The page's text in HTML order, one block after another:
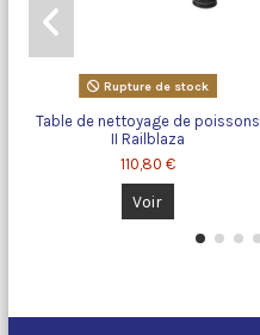
Rupture de stock
Table de nettoyage de poissons
II Railblaza
110,80 €
Voir